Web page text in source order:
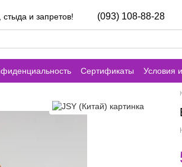
и запретов!
(093) 108-88-28
Сертификаты Условия